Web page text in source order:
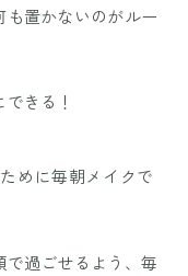
も置かないのがルー
きる！
めに毎朝メイクで
過ごせるよう、毎